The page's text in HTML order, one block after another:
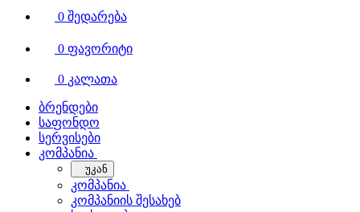
0 შედარება
0 ფავორიტი
0 კალათა
ბრენდები
საფონდო
სერვისები
კომპანია
უკან
კომპანია
კომპანიის შესახებ